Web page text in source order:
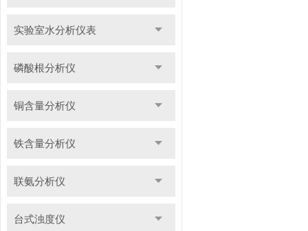
实验室水分析仪表
磷酸根分析仪
铜含量分析仪
铁含量分析仪
联氨分析仪
台式浊度仪